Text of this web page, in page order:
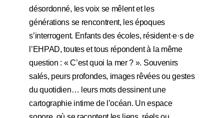
désordonné, les voix se mêlent et les
générations se rencontrent, les époques
s’interrogent. Enfants des écoles, résident·e·s de
l’EHPAD, toutes et tous répondent à la même
question : « C’est quoi la mer ? ». Souvenirs
salés, peurs profondes, images rêvées ou gestes
du quotidien… leurs mots dessinent une
cartographie intime de l’océan. Un espace